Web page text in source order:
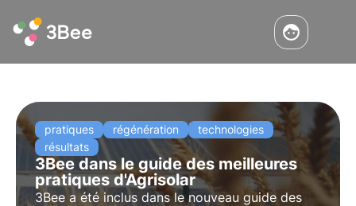
pratiques régénération
technologies
résultats
3Bee dans le guide des meilleures
pratiques d'Agrisolar
3Bee a été inclus dans le nouveau guide des